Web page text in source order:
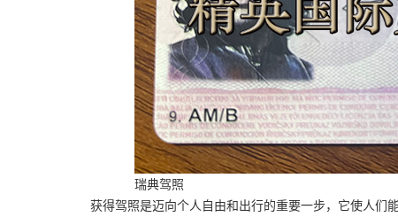
瑞典驾照
获得驾照是迈向个人自由和出行的重要一步，它使人们